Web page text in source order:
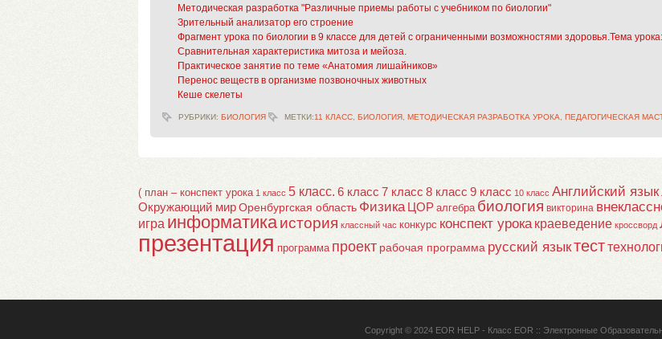
Методическая разработка "Различные приемы работы с учебником по биологии"
Зрительный анализатор его строение
Фрагмент урока по биологии в 9 классе для детей с ограниченными возможностями здоровья.Тема урока:
Сравнительная характеристика митоза и мейоза.
Практическое занятие по теме «Анатомия лишайников»
Перенос веществ в организме позвоночных животных
Кеше скелеты
РУБРИКИ: БИОЛОГИЯ МЕТКИ:11 КЛАСС БИОЛОГИЯ МЕТОДИЧЕСКАЯ РАЗРАБОТКА УРОКА ПЕДАГОГИЧЕСКАЯ
( план – конспект урока 1 класс 5 класс. 6 класс 7 класс 8 класс 9 класс 10 класс Английский язык
Окружающий мирОренбургская область Физика ЦОР алгебра биология викторина
игра информатикаистория классный час конкурс конспект урока краеведение кроссворд
презентация программа проект рабочая программа русский языктест
Copyright © 2024 EOR HELP- Класс EOR :: Электронные